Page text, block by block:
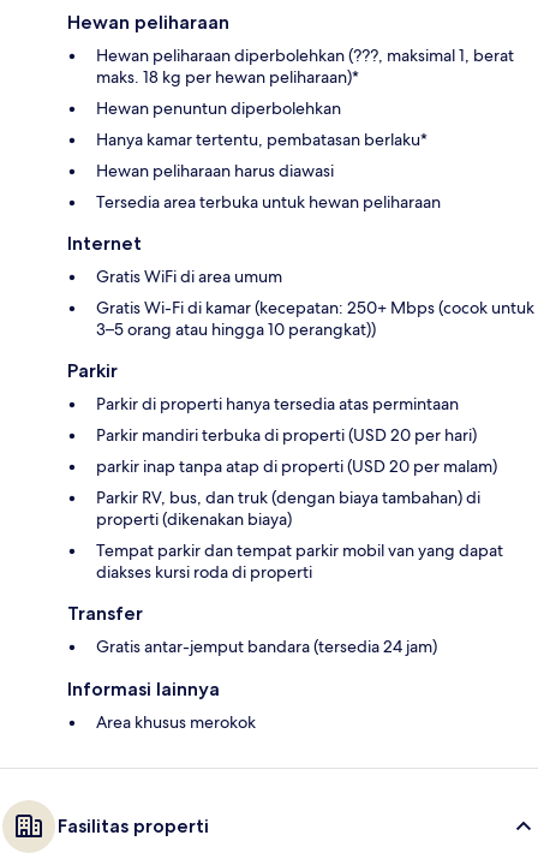
Hewan peliharaan
Hewan peliharaan diperbolehkan (???, maksimal 1, berat
maks. 18 kg per hewan peliharaan)*
Hewan penuntun diperbolehkan
Hanya kamar tertentu, pembatasan berlaku*
Hewan peliharaan harus diawasi
Tersedia area terbuka untuk hewan peliharaan
Internet
Gratis WiFi di area umum
Gratis Wi-Fi di kamar (kecepatan: 250+ Mbps (cocok untuk
3–5 orang atau hingga 10 perangkat))
Parkir
Parkir di properti hanya tersedia atas permintaan
Parkir mandiri terbuka di properti (USD 20 per hari)
parkir inap tanpa atap di properti (USD 20 per malam)
Parkir RV, bus, dan truk (dengan biaya tambahan) di
properti (dikenakan biaya)
Tempat parkir dan tempat parkir mobil van yang dapat
diakses kursi roda di properti
Transfer
Gratis antar-jemput bandara (tersedia 24 jam)
Informasi lainnya
Area khusus merokok
Fasilitas properti